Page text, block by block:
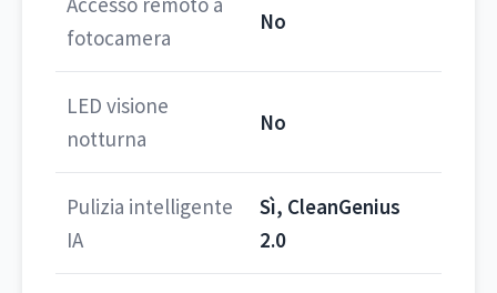
fotocamera
No
LED visione
notturna
No
Pulizia intelligente
IA
Sì, CleanGenius
2.0